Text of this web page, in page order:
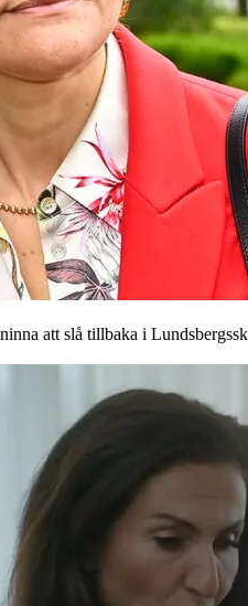
att slå tillbaka i